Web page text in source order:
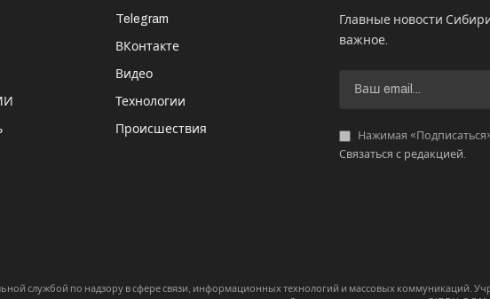
Telegram
ВКонтакте
Видео
Технологии
Происшествия
Главные новости
важное.
Нажимая
Связаться с редакцией
службой по надзору в сфере связи, информационных технологий и массовых коммуникаций.